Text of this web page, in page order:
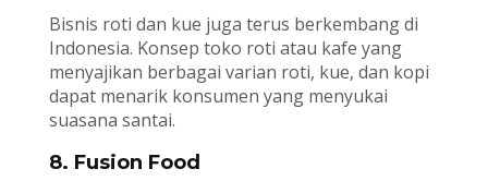
Bisnis roti dan kue juga terus berkembang di
Indonesia. Konsep toko roti atau kafe yang
menyajikan berbagai varian roti, kue, dan kopi
dapat menarik konsumen yang menyukai
suasana santai.
8. Fusion Food